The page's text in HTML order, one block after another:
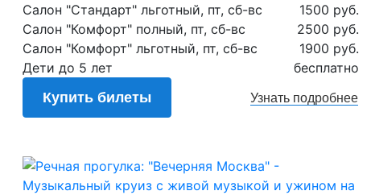
Салон "Стандарт" льготный, пт, сб-вс
1500 руб.
Салон "Комфорт" полный, пт, сб-вс
2500 руб.
Салон "Комфорт" льготный, пт, сб-вс
1900 руб.
Дети до 5 лет
бесплатно
Купить билеты Узнать подробнее